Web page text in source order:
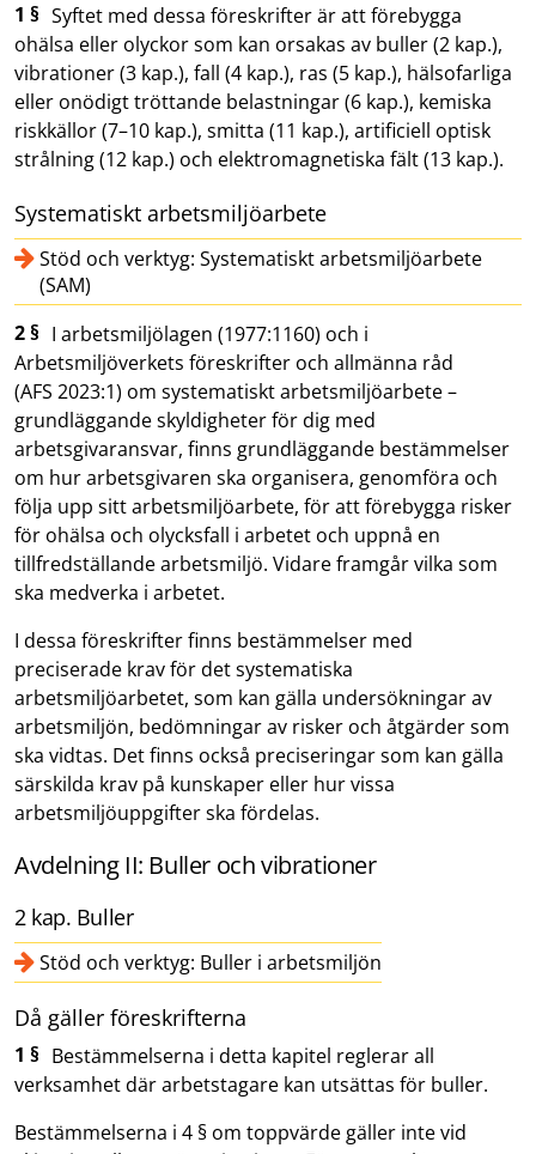
1 § Syftet med dessa föreskrifter är att förebygga
ohälsa eller olyckor som kan orsakas av buller (2 kap.),
vibrationer (3 kap.), fall (4 kap.), ras (5 kap.), hälsofarliga
eller onödigt tröttande belastningar (6 kap.), kemiska
riskkällor (7–10 kap.), smitta (11 kap.), artificiell optisk
strålning (12 kap.) och elektromagnetiska fält (13 kap.).
Systematiskt arbetsmiljöarbete
Stöd och verktyg: Systematiskt arbetsmiljöarbete
(SAM)
2 § I arbetsmiljölagen (1977:1160) och i
Arbetsmiljöverkets föreskrifter och allmänna råd
(AFS 2023:1) om systematiskt arbetsmiljöarbete –
grundläggande skyldigheter för dig med
arbetsgivaransvar, finns grundläggande bestämmelser
om hur arbetsgivaren ska organisera, genomföra och
följa upp sitt arbetsmiljöarbete, för att förebygga risker
för ohälsa och olycksfall i arbetet och uppnå en
tillfredställande arbetsmiljö. Vidare framgår vilka som
ska medverka i arbetet.
I dessa föreskrifter finns bestämmelser med
preciserade krav för det systematiska
arbetsmiljöarbetet, som kan gälla undersökningar av
arbetsmiljön, bedömningar av risker och åtgärder som
ska vidtas. Det finns också preciseringar som kan gälla
särskilda krav på kunskaper eller hur vissa
arbetsmiljöuppgifter ska fördelas.
Avdelning II: Buller och vibrationer
2 kap. Buller
Stöd och verktyg: Buller i arbetsmiljön
Då gäller föreskrifterna
1 § Bestämmelserna i detta kapitel reglerar all
verksamhet där arbetstagare kan utsättas för buller.
Bestämmelserna i 4 § om toppvärde gäller inte vid